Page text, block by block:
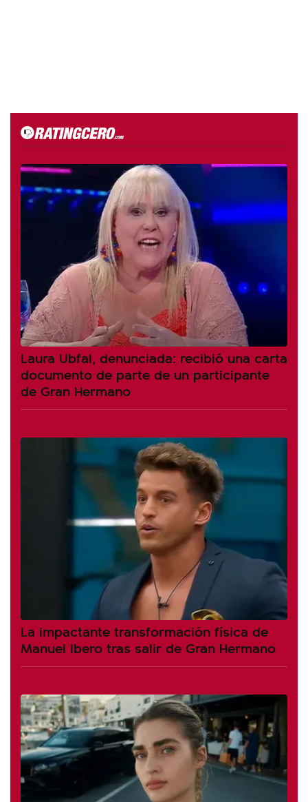
Laura Ubfal, denunciada: recibió una carta
documento de parte de un participante
de Gran Hermano
La impactante transformación física de
Manuel Ibero tras salir de Gran Hermano